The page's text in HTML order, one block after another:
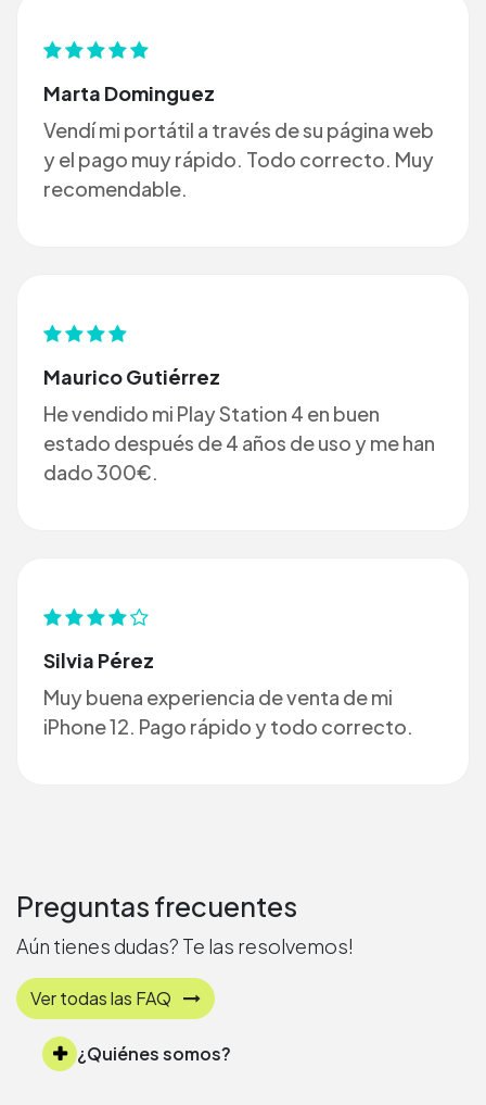
Marta Dominguez
Vendí mi portátil a través de su página web
y el pago muy rápido. Todo correcto. Muy
recomendable.
Maurico Gutiérrez
He vendido mi Play Station 4 en buen
estado después de 4 años de uso y me han
dado 300€.
Silvia Pérez
Muy buena experiencia de venta de mi
iPhone 12. Pago rápido y todo correcto.
Preguntas frecuentes
Aún tienes dudas? Te las resolvemos!
Ver todas las FAQ
¿Quiénes somos?